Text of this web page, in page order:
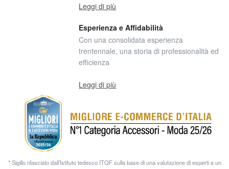
Leggi di più
Esperienza e Affidabilità
Con una consolidata esperienza
trentennale, una storia di professionalità ed
efficienza
Leggi di più
* Sigillo rilasciato dall’Istituto tedesco ITQF sulla base di una valutazione di esperti e un